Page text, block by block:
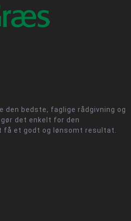
den bedste, faglige rådgivning og
det enkelt for den
få et godt og lønsomt resultat.